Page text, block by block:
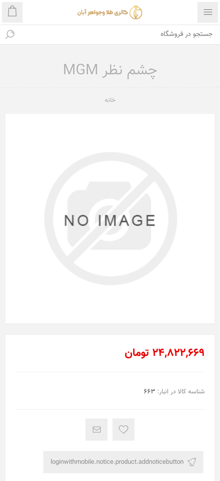
چشم نظر MGM
خانه
24,822,669 تومان
شناسه کالا در انبار: 663